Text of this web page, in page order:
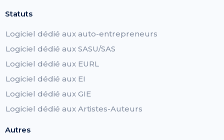
Statuts
Logiciel dédié aux auto-entrepreneurs
Logiciel dédié aux SASU/SAS
Logiciel dédié aux EURL
Logiciel dédié aux EI
Logiciel dédié aux GIE
Logiciel dédié aux Artistes-Auteurs
Autres